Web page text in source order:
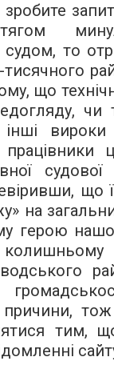
то
що
чи
інші
судової
що
на
герою
причини,
тим,